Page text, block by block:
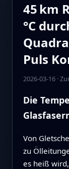
45 km
°C
Puls
2026-03-16·
Die
Von
zu
es heiß